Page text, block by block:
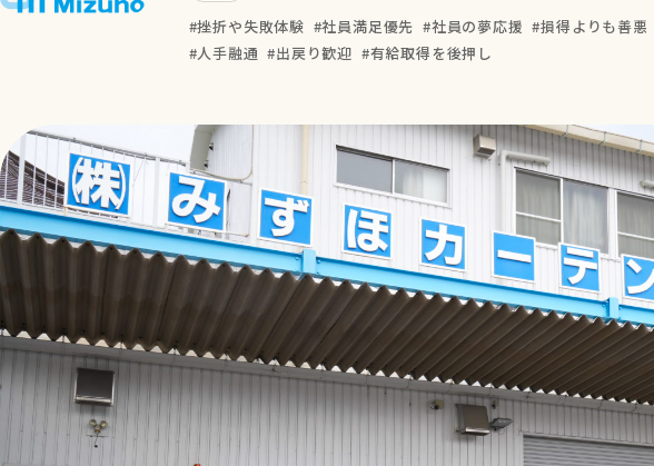
挫折や失敗体験
社員満足優先 社員の夢応援 損得よりも善悪
人手融通
出戻り歓迎 有給取得を後押し